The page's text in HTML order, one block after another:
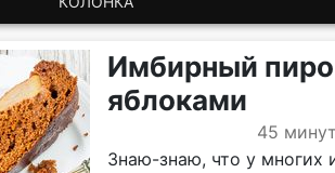
Имбирный
яблоками
45
Знаю-знаю, что у многих